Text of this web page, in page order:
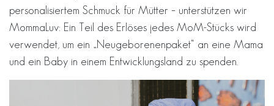
personalisiertem Schmuck für Mütter – unterstützen wir
MommaLuv: Ein Teil des Erlöses jedes MoM-Stücks wird
verwendet, um ein „Neugeborenenpaket“ an eine Mama
und ein Baby in einem Entwicklungsland zu spenden.